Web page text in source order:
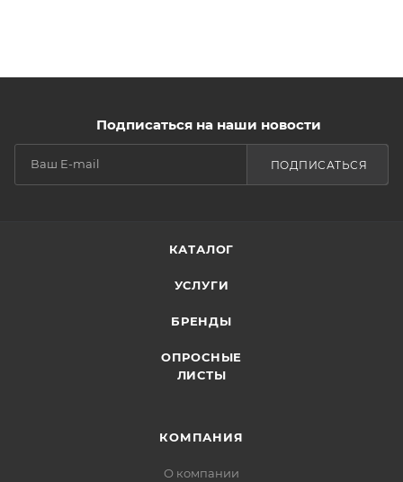
Подписаться на наши новости
ПОДПИСАТЬСЯ
КАТАЛОГ
УСЛУГИ
БРЕНДЫ
ОПРОСНЫЕ
ЛИСТЫ
КОМПАНИЯ
О компании